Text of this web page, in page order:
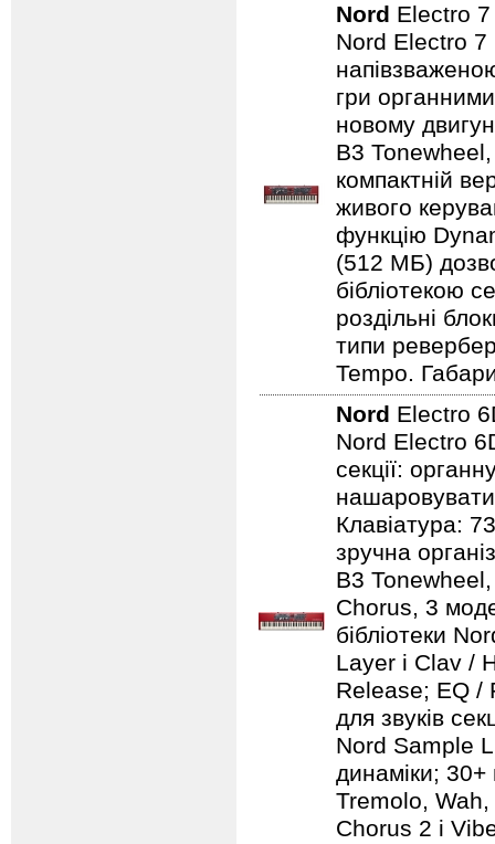
Nord Electro
Nord Electro 7
гри
новому
B3
компактній
живого
функцію
(512 МБ)
бібліотекою
роздільні
типи
Tempo.
Nord Electro
Nord Electro
секції:
нашаровувати
Клавіатура:
зручна
B3
Chorus, 3
бібліотеки
Layer і Clav /
Release; EQ /
для звуків
Nord Sample
динаміки; 30+
Tremolo,
Chorus 2 і